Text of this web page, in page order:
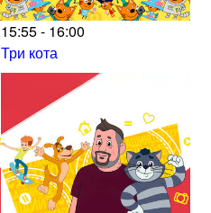
15:55 - 16:00
Три кота